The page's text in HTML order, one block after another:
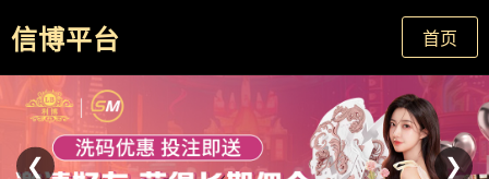
信博平台 首页
❮ ❯